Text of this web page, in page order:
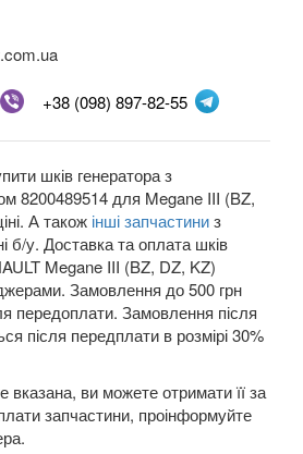
(JK0)
+38 (098) 897-82-55
шків генератора з
8200489514 для Megane III (BZ,
А також інші запчастиниз
б/у. Доставка та оплата шків
Megane III (BZ, DZ, KZ)
Замовлення до 500 грн
передоплати. Замовлення після
після передплати в розмірі 30%
вказана, ви можете отримати її за
запчастини, проінформуйте